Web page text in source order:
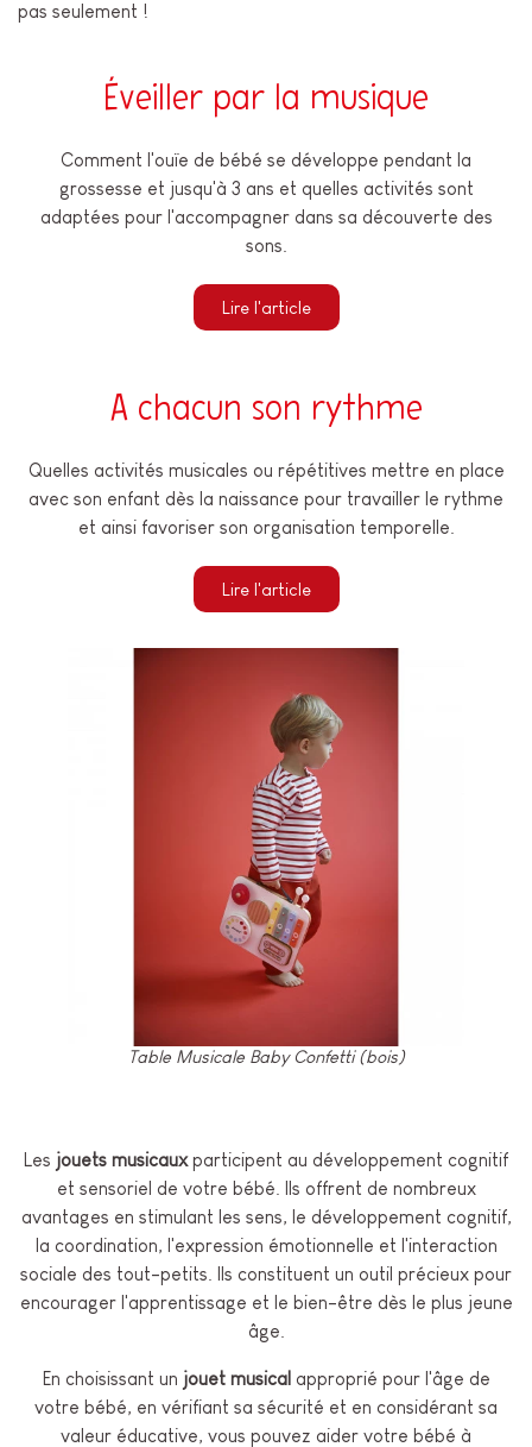
pas seulement !
Éveiller par la musique
Comment l'ouïe de bébé se développe pendant la
grossesse et jusqu'à 3 ans et quelles activités sont
adaptées pour l'accompagner dans sa découverte des
sons.
Lire l'article
A chacun son rythme
Quelles activités musicales ou répétitives mettre en place
avec son enfant dès la naissance pour travailler le rythme
et ainsi favoriser son organisation temporelle.
Lire l'article
Table Musicale Baby Confetti (bois)
Les jouets musicauxparticipent au développement cognitif
et sensoriel de votre bébé. Ils offrent de nombreux
avantages en stimulant les sens, le développement cognitif,
la coordination, l'expression émotionnelle et l'interaction
sociale des tout-petits. Ils constituent un outil précieux pour
encourager l'apprentissage et le bien-être dès le plus jeune
âge.
En choisissant un jouet musical approprié pour l'âge de
votre bébé, en vérifiant sa sécurité et en considérant sa
valeur éducative, vous pouvez aider votre bébé à